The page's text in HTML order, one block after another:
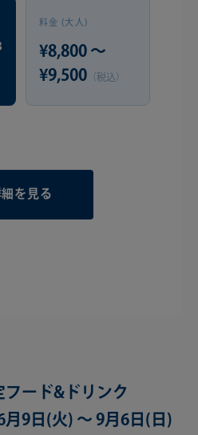
料金 (大人)
¥8,800 〜
¥9,500 （税込）
を見る
ード&ドリンク
9日(火) 〜 9月6日(日)